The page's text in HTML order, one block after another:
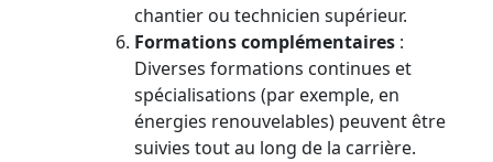
chantier ou technicien supérieur.
Formations complémentaires :
Diverses formations continues et
spécialisations (par exemple, en
énergies renouvelables) peuvent être
suivies tout au long de la carrière.